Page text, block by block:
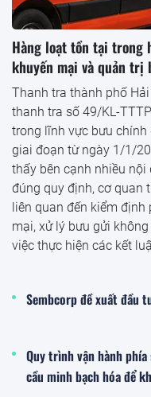
Hàng loạt tồn tại trong
khuyến mại và quản trị
Thanh tra thành phố
thanh tra số 49/KL-
trong lĩnh vực bưu chính
giai đoạn từ ngày 1/1/
thấy bên cạnh nhiều
đúng quy định, cơ quan
liên quan đến kiểm định
mại, xử lý bưu gửi
việc thực hiện các kết
Sembcorp đề xuất đầu
Quy trình vận hành
cầu minh bạch hóa để